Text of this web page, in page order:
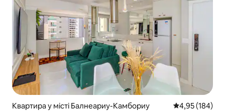
Квартира у місті Балнеариу-Камбориу Середня
4,95 (184)